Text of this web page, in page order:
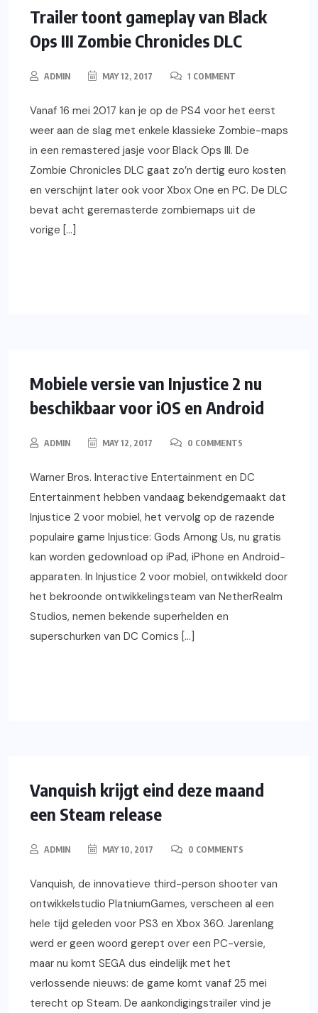
GAMING
NIEUWS
VIDEOS
XBOX ONE
Trailer toont gameplay van Black
Ops III Zombie Chronicles DLC
ADMIN MAY 12, 2017 1 COMMENT
Vanaf 16 mei 2017 kan je op de PS4 voor het eerst
weer aan de slag met enkele klassieke Zombie-maps
in een remastered jasje voor Black Ops III. De
Zombie Chronicles DLC gaat zo’n dertig euro kosten
en verschijnt later ook voor Xbox One en PC. De DLC
bevat acht geremasterde zombiemaps uit de
vorige […]
ANDROID
Mobiele versie van Injustice 2 nu
beschikbaar voor iOS en Android
ADMIN MAY 12, 2017 0 COMMENTS
Warner Bros. Interactive Entertainment en DC
Entertainment hebben vandaag bekendgemaakt dat
Injustice 2 voor mobiel, het vervolg op de razende
populaire game Injustice: Gods Among Us, nu gratis
kan worden gedownload op iPad, iPhone en Android-
apparaten. In Injustice 2 voor mobiel, ontwikkeld door
het bekroonde ontwikkelingsteam van NetherRealm
Studios, nemen bekende superhelden en
superschurken van DC Comics […]
GAMING
NEWS
Vanquish krijgt eind deze maand
een Steam release
ADMIN MAY 10, 2017 0 COMMENTS
Vanquish, de innovatieve third-person shooter van
ontwikkelstudio PlatniumGames, verscheen al een
hele tijd geleden voor PS3 en Xbox 360. Jarenlang
werd er geen woord gerept over een PC-versie,
maar nu komt SEGA dus eindelijk met het
verlossende nieuws: de game komt vanaf 25 mei
terecht op Steam. De aankondigingstrailer vind je